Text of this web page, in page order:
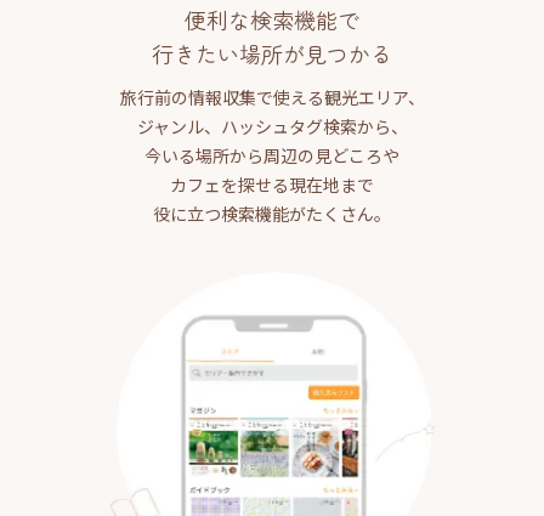
便利な検索機能で
行きたい場所が見つかる
旅行前の情報収集で使える観光エリア、
ジャンル、ハッシュタグ検索から、
今いる場所から周辺の見どころや
カフェを探せる現在地まで
役に立つ検索機能がたくさん。